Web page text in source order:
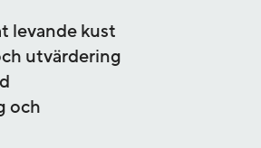
levande kust
utvärdering
och